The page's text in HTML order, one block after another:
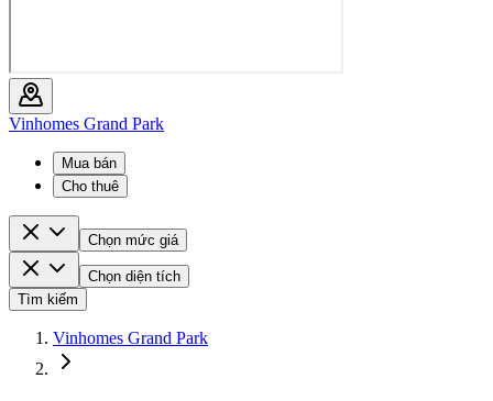
Vinhomes Grand Park
Mua bán
Cho thuê
Chọn mức giá
Chọn diện tích
Tìm kiếm
Vinhomes Grand Park